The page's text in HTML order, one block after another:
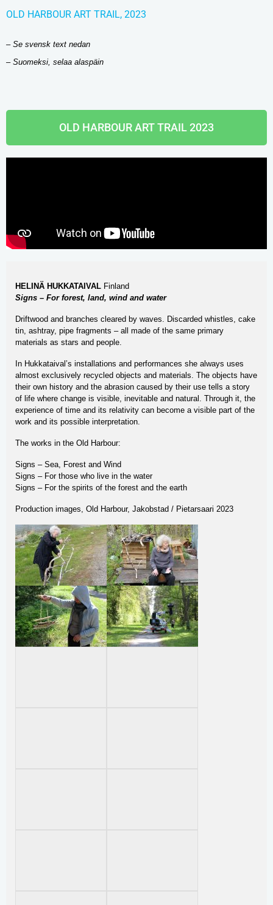
OLD HARBOUR ART TRAIL, 2023
– Se svensk text nedan
– Suomeksi, selaa alaspäin
OLD HARBOUR ART TRAIL 2023
HELINÄ HUKKATAIVAL Finland
Signs – For forest, land, wind and water
Driftwood and branches cleared by waves. Discarded whistles, cake
tin, ashtray, pipe fragments – all made of the same primary
materials as stars and people.
In Hukkataival’s installations and performances she always uses
almost exclusively recycled objects and materials. The objects have
their own history and the abrasion caused by their use tells a story
of life where change is visible, inevitable and natural. Through it, the
experience of time and its relativity can become a visible part of the
work and its possible interpretation.
The works in the Old Harbour:
Signs – Sea, Forest and Wind
Signs – For those who live in the water
Signs – For the spirits of the forest and the earth
Production images, Old Harbour, Jakobstad / Pietarsaari 2023